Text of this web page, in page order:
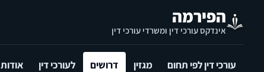
הפירמה
אינדקס עורכי דין ומשרדי עורכי דין
עורכי דין לפי תחום מגזין דרושים לעורכי דין אודות